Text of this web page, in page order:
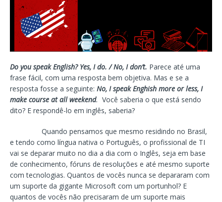
Do you speak English? Yes, I do. / No, I don’t. Parece até uma
frase fácil, com uma resposta bem objetiva. Mas e se a
resposta fosse a seguinte: No, I speak Enghish more or less, I
make course at all weekend. Você saberia o que está sendo
dito? E respondê-lo em inglês, saberia?
Quando pensamos que mesmo residindo no Brasil,
e tendo como língua nativa o Português, o profissional de TI
vai se deparar muito no dia a dia com o Inglês, seja em base
de conhecimento, fóruns de resoluções e até mesmo suporte
com tecnologias. Quantos de vocês nunca se depararam com
um suporte da gigante Microsoft com um portunhol? E
quantos de vocês não precisaram de um suporte mais